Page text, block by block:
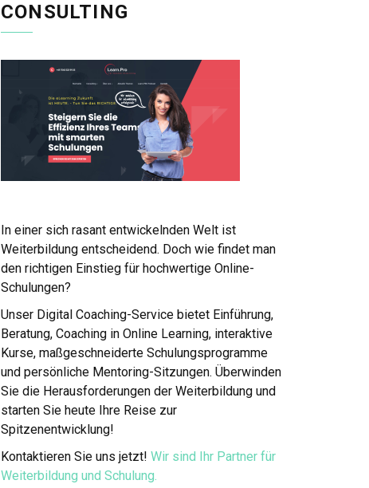
CONSULTING
In einer sich rasant entwickelnden Welt ist
Weiterbildung entscheidend. Doch wie findet man
den richtigen Einstieg für hochwertige Online-
Schulungen?
Unser Digital Coaching-Service bietet Einführung,
Beratung, Coaching in Online Learning, interaktive
Kurse, maßgeschneiderte Schulungsprogramme
und persönliche Mentoring-Sitzungen. Überwinden
Sie die Herausforderungen der Weiterbildung und
starten Sie heute Ihre Reise zur
Spitzenentwicklung!
Kontaktieren Sie uns jetzt! Wir sind Ihr Partner für
Weiterbildung und Schulung.